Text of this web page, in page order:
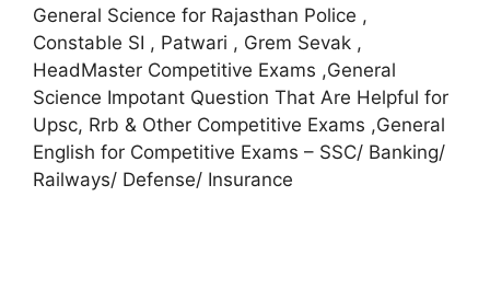
General Science for Rajasthan Police ,
Constable SI , Patwari , Grem Sevak ,
HeadMaster Competitive Exams ,General
Science Impotant Question That Are Helpful for
Upsc, Rrb & Other Competitive Exams ,General
English for Competitive Exams – SSC/ Banking/
Railways/ Defense/ Insurance